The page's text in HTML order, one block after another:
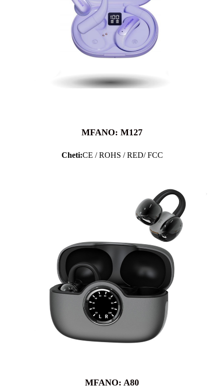
MFANO: M127
Cheti:CE / ROHS / RED/ FCC
MFANO: A80